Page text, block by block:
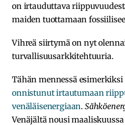
on irtauduttava
maiden tuottamaan
Vihreä siirtymä on nyt
turvallisuusarkkitehtuuria.
Tähän mennessä esimerkiksi
onnistunut irtautumaan
venäläisenergiaan.
Venäjältä nousi